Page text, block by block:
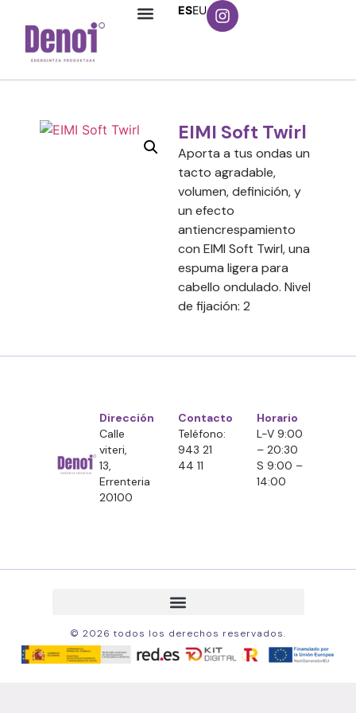
ESEU
EIMI Soft Twirl
Aporta a tus ondas un
tacto agradable,
volumen, definición, y
un efecto
antiencrespamiento
con EIMI Soft Twirl, una
espuma ligera para
cabello ondulado. Nivel
de fijación: 2
Dirección
Calle
viteri,
13,
Errenteria
20100
Contacto
Teléfono:
943 21
44 11
Horario
L-V 9:00
– 20:30
S 9:00 –
14:00
© 2026 todos los derechos reservados.